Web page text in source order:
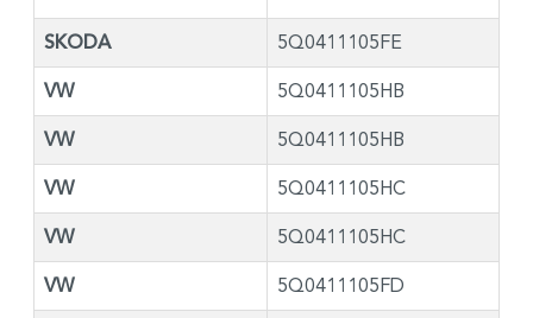
SKODA 5Q0411105FE
VW 5Q0411105HB
VW 5Q0411105HB
VW 5Q0411105HC
VW 5Q0411105HC
VW 5Q0411105FD